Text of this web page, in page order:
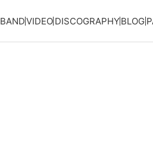
BANDVIDEO DISCOGRAPHYBLOG